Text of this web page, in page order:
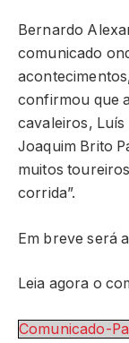
Bernardo
comunicado
confirmou que
cavaleiros,
Joaquim Brito
muitos
corrida”.
Em breve será
Leia agora o
Comunicado-